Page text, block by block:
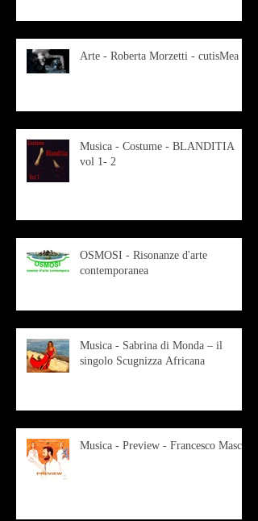
Arte - Roberta Morzetti - cutisMea
Musica - Costume - BLANDITIA
vol 1- 2
OSMOSI - Risonanze d'arte
contemporanea
Musica - Sabrina di Monda – il
singolo Scugnizza Africana
Musica - Preview - Francesco Mascio